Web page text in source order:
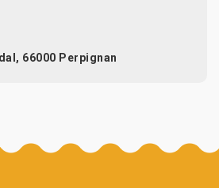
66000 Perpignan